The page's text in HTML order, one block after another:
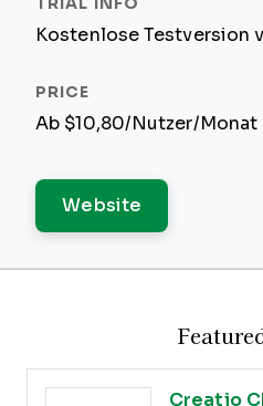
Kostenlose Testversion
Ab $10,80/Nutzer/Monat
Website
Creatio